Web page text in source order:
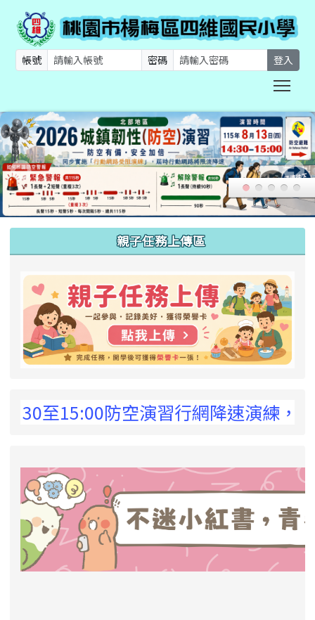
帳號 密碼 登入
親子任務上傳區
防空演習行網降速演練，請預為